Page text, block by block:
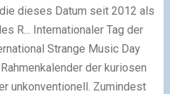
dieses Datum seit 2012 als
R... Internationaler Tag der
Strange Music Day
der kuriosen
unkonventionell. Zumindest